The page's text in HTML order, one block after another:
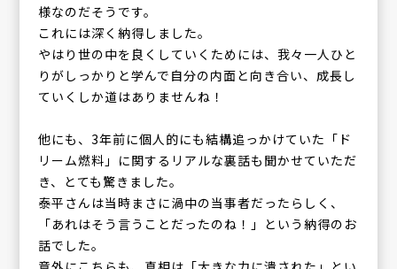
様なのだそうです。
これには深く納得しました。
やはり世の中を良くしていくためには、我々一人ひと
りがしっかりと学んで自分の内面と向き合い、成長し
ていくしか道はありませんね！
他にも、3年前に個人的にも結構追っかけていた「ド
リーム燃料」に関するリアルな裏話も聞かせていただ
き、とても驚きました。
泰平さんは当時まさに渦中の当事者だったらしく、
「あれはそう言うことだったのね！」という納得のお
話でした。